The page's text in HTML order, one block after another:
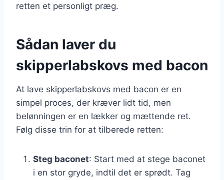
retten et personligt præg.
Sådan laver du
skipperlabskovs med bacon
At lave skipperlabskovs med bacon er en
simpel proces, der kræver lidt tid, men
belønningen er en lækker og mættende ret.
Følg disse trin for at tilberede retten:
Steg baconet: Start med at stege baconet
i en stor gryde, indtil det er sprødt. Tag